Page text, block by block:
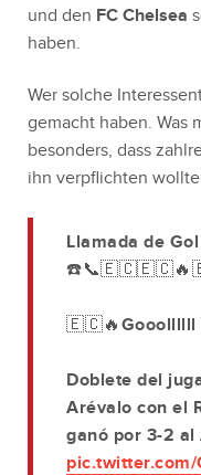
und den FC Chelsea
haben.
Wer solche
gemacht haben. Was
besonders, dass
ihn verpflichten
Llamada de
🇪🇨🔥Gooollllll
Doblete del
Arévalo con el
ganó por 3-2 al